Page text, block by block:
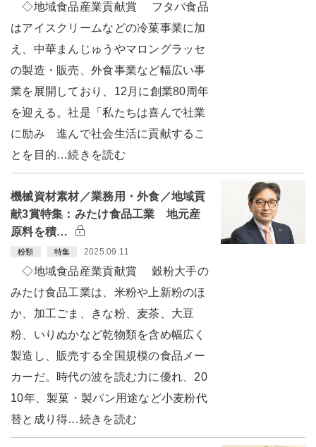
◇地域食品産業貢献賞 フタバ食品
はアイスクリームなどの冷菓事業に加
え、中華まんじゅうやマロングラッセ
の製造・販売、外食事業など幅広い事
業を展開しており、12月に創業80周年
を迎える。社是「私たちは喜んで社業
に励み 進んで社会生活に貢献するこ
とを目的…続きを読む
機械資材素材／業務用・外食／地域貢
献3賞特集：みたけ食品工業 地元産
原料を積…
粉類 特集 2025.09.11
◇地域食品産業貢献賞 穀粉大手の
みたけ食品工業は、米粉や上新粉のほ
か、加工ごま、きな粉、麦茶、大豆
粉、いりぬかなど乾物類を含め幅広く
製造し、販売する全国規模の食品メー
カーだ。時代の波を読む力に優れ、20
10年、製菓・製パン用途など小麦粉代
替と成り得…続きを読む